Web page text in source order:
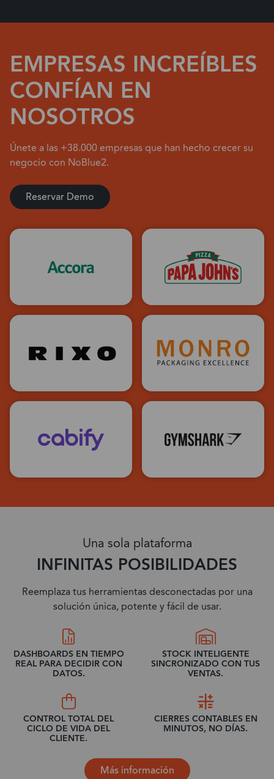
EMPRESAS INCREÍBLES
CONFÍAN EN
NOSOTROS
Únete a las +38.000 empresas que han hecho crecer su
negocio con NoBlue2.
Reservar Demo
Una sola plataforma
INFINITAS POSIBILIDADES
Reemplaza tus herramientas desconectadas por una
solución única, potente y fácil de usar.
DASHBOARDS EN TIEMPO
REAL PARA DECIDIR CON
DATOS.
STOCK INTELIGENTE
SINCRONIZADO CON TUS
VENTAS.
CONTROL TOTAL DEL
CICLO DE VIDA DEL
CLIENTE.
CIERRES CONTABLES EN
MINUTOS, NO DÍAS.
Más información